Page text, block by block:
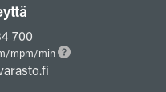
700
mpm/min